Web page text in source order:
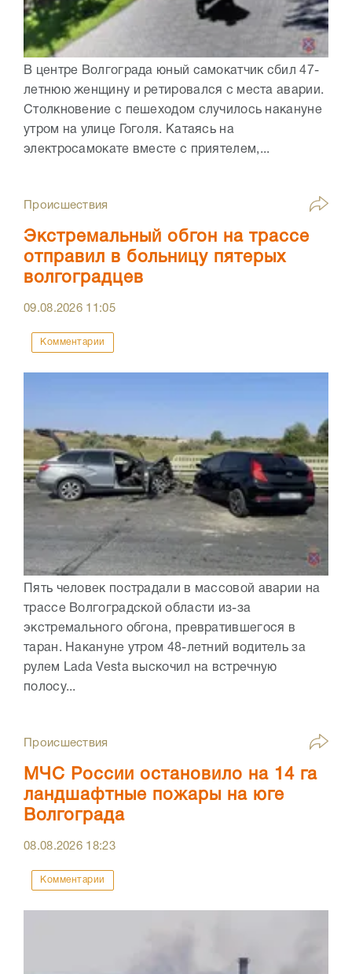
В центре Волгограда юный самокатчик сбил 47-
летнюю женщину и ретировался с места аварии.
Столкновение с пешеходом случилось накануне
утром на улице Гоголя. Катаясь на
электросамокате вместе с приятелем,...
Происшествия
Экстремальный обгон на трассе
отправил в больницу пятерых
волгоградцев
09.08.2026 11:05
Комментарии
Пять человек пострадали в массовой аварии на
трассе Волгоградской области из-за
экстремального обгона, превратившегося в
таран. Накануне утром 48-летний водитель за
рулем Lada Vesta выскочил на встречную
полосу...
Происшествия
МЧС России остановило на 14 га
ландшафтные пожары на юге
Волгограда
08.08.2026 18:23
Комментарии